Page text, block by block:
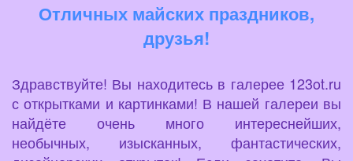
Отличных майских праздников,
друзья!
Здравствуйте! Вы находитесь в галерее 123ot.ru
с открытками и картинками! В нашей галереи вы
найдёте очень много интереснейших,
необычных, изысканных, фантастических,